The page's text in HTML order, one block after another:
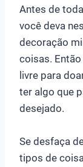
Antes de
você deva
decoração
coisas.
livre para
ter algo que
desejado.
Se desfaça
tipos de